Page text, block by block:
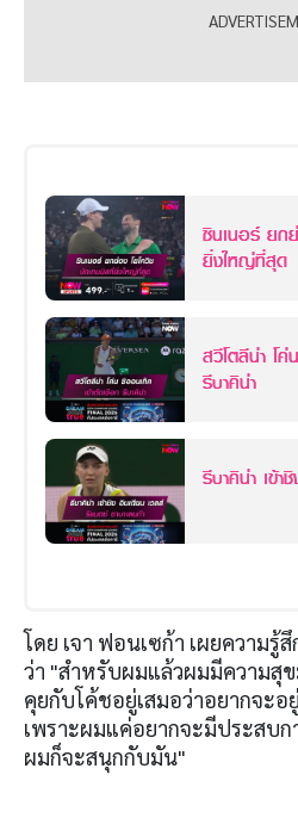
ซินเนอร์ ยก
ยิ่งใหญ่ที่สุด
สวีโตลีน่า โ
รีบาคิน่า
รีบาคิน่า เข้า
โดย เจา ฟอนเซก้า เผยความ
ว่า "สำหรับผมแล้วผมมีความสุ
คุยกับโค้ชอยู่เสมอว่าอยากจะอ
เพราะผมแค่อยากจะมีประสบ
ผมก็จะสนุกกับมัน"